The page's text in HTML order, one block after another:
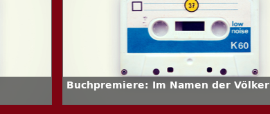
Buchpremiere: Im Namen der Völker